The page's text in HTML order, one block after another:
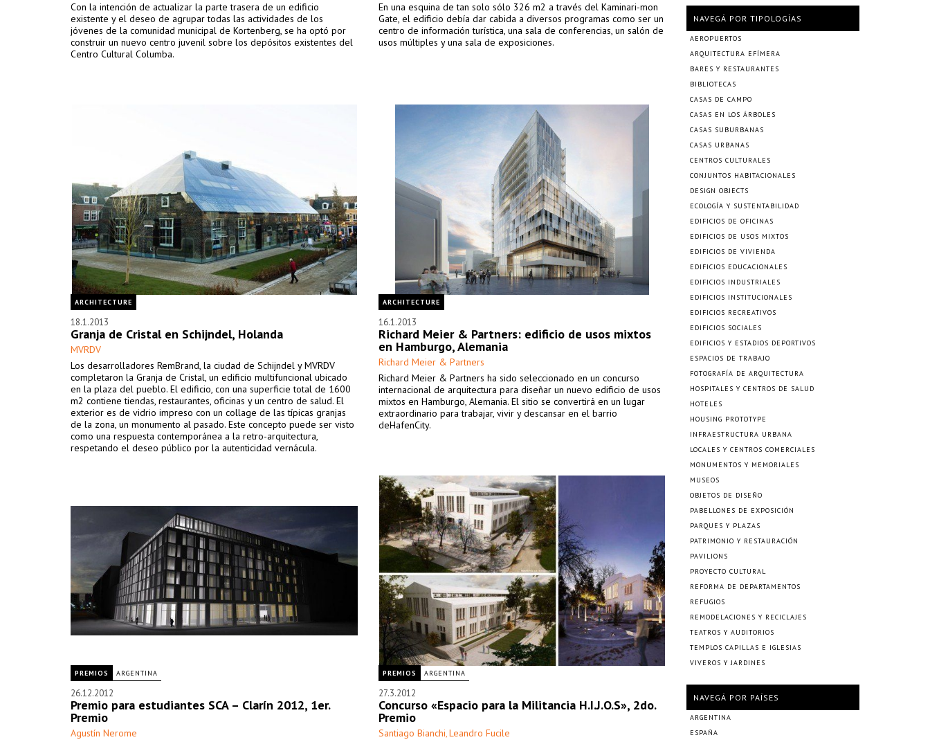
Con la intención de actualizar la parte trasera de un edificio
existente y el deseo de agrupar todas las actividades de los
jóvenes de la comunidad municipal de Kortenberg, se ha optó por
construir un nuevo centro juvenil sobre los depósitos existentes del
Centro Cultural Columba.
En una esquina de tan solo sólo 326 m2 a través del Kaminari-mon
Gate, el edificio debía dar cabida a diversos programas como ser un
centro de información turística, una sala de conferencias, un salón de
usos múltiples y una sala de exposiciones.
ARCHITECTURE
18.1.2013
Granja de Cristal en Schijndel, Holanda
MVRDV
Los desarrolladores RemBrand, la ciudad de Schijndel y MVRDV
completaron la Granja de Cristal, un edificio multifuncional ubicado
en la plaza del pueblo. El edificio, con una superficie total de 1600
m2 contiene tiendas, restaurantes, oficinas y un centro de salud. El
exterior es de vidrio impreso con un collage de las típicas granjas
de la zona, un monumento al pasado. Este concepto puede ser visto
como una respuesta contemporánea a la retro-arquitectura,
respetando el deseo público por la autenticidad vernácula.
ARCHITECTURE
16.1.2013
Richard Meier & Partners: edificio de usos mixtos
en Hamburgo, Alemania
Richard Meier & Partners
Richard Meier & Partners ha sido seleccionado en un concurso
internacional de arquitectura para diseñar un nuevo edificio de usos
mixtos en Hamburgo, Alemania. El sitio se convertirá en un lugar
extraordinario para trabajar, vivir y descansar en el barrio
deHafenCity.
PREMIOS ARGENTINA
26.12.2012
Premio para estudiantes SCA – Clarín 2012, 1er.
Premio
Agustín Nerome
PREMIOS ARGENTINA
27.3.2012
Concurso «Espacio para la Militancia H.I.J.O.S», 2do.
Premio
Santiago Bianchi, Leandro Fucile
NAVEGÁ POR TIPOLOGÍAS
AEROPUERTOS
ARQUITECTURA EFÍMERA
BARES Y RESTAURANTES
BIBLIOTECAS
CASAS DE CAMPO
CASAS EN LOS ÁRBOLES
CASAS SUBURBANAS
CASAS URBANAS
CENTROS CULTURALES
CONJUNTOS HABITACIONALES
DESIGN OBJECTS
ECOLOGÍA Y SUSTENTABILIDAD
EDIFICIOS DE OFICINAS
EDIFICIOS DE USOS MIXTOS
EDIFICIOS DE VIVIENDA
EDIFICIOS EDUCACIONALES
EDIFICIOS INDUSTRIALES
EDIFICIOS INSTITUCIONALES
EDIFICIOS RECREATIVOS
EDIFICIOS SOCIALES
EDIFICIOS Y ESTADIOS DEPORTIVOS
ESPACIOS DE TRABAJO
FOTOGRAFÍA DE ARQUITECTURA
HOSPITALES Y CENTROS DE SALUD
HOTELES
HOUSING PROTOTYPE
INFRAESTRUCTURA URBANA
LOCALES Y CENTROS COMERCIALES
MONUMENTOS Y MEMORIALES
MUSEOS
OBJETOS DE DISEÑO
PABELLONES DE EXPOSICIÓN
PARQUES Y PLAZAS
PATRIMONIO Y RESTAURACIÓN
PAVILIONS
PROYECTO CULTURAL
REFORMA DE DEPARTAMENTOS
REFUGIOS
REMODELACIONES Y RECICLAJES
TEATROS Y AUDITORIOS
TEMPLOS CAPILLAS E IGLESIAS
VIVEROS Y JARDINES
NAVEGÁ POR PAÍSES
ARGENTINA
ESPAÑA